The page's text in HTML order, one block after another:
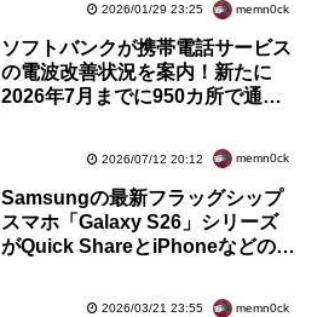
2026/01/29 23:25 memn0ck
ソフトバンクが携帯電話サービス
の電波改善状況を案内！新たに
2026年7月までに950カ所で通信
2026/07/12 20:12 memn0ck
Samsungの最新フラッグシップ
スマホ「Galaxy S26」シリーズ
がQuick ShareとiPhoneなどの
2026/03/21 23:55 memn0ck